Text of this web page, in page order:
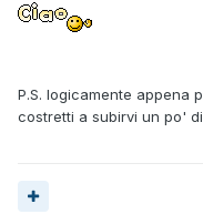
P.S. logicamente appena
costretti a subirvi un po'